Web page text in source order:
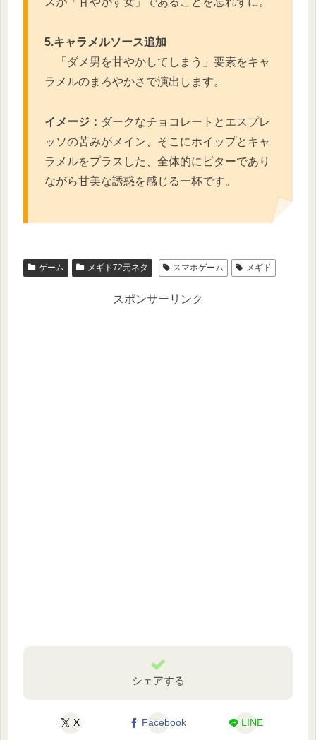
5.キャラメルソース追加
「ダメ男を甘やかしてしまう」要素をキャ
ラメルのまろやかさで演出します。
イメージ： ダークなチョコレートとエスプレ
ッソの苦みがメイン、そこにホイップとキャ
ラメルをプラスした、全体的にビターであり
ながら甘美な誘惑を感じる一杯です。
ゲーム メギド72元ネタ スマホゲーム メギド
スポンサーリンク
シェアする
X Facebook LINE